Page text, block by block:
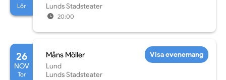
Lör
Lunds Stadsteater
20:00
26
NOV
Tor
Måns Möller
Lund
Lunds Stadsteater
Visa evenemang